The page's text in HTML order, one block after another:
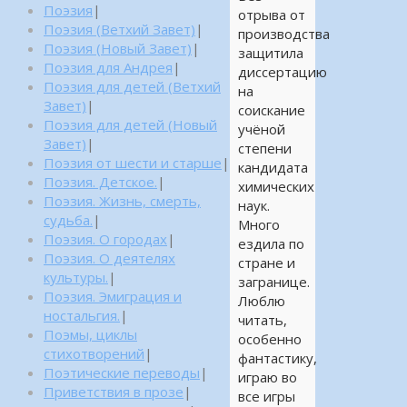
отрыва от
производства
защитила
диссертацию
на
соискание
учёной
степени
кандидата
химических
наук.
Много
ездила по
стране и
загранице.
Люблю
читать,
особенно
фантастику,
играю во
все игры
Поэзия |
Поэзия (Ветхий Завет) |
Поэзия (Новый Завет) |
Поэзия для Андрея |
Поэзия для детей (Ветхий
Завет) |
Поэзия для детей (Новый
Завет) |
Поэзия от шести и старше |
Поэзия. Детское. |
Поэзия. Жизнь, смерть,
судьба. |
Поэзия. О городах |
Поэзия. О деятелях
культуры. |
Поэзия. Эмиграция и
ностальгия. |
Поэмы, циклы
стихотворений |
Поэтические переводы |
Приветствия в прозе |